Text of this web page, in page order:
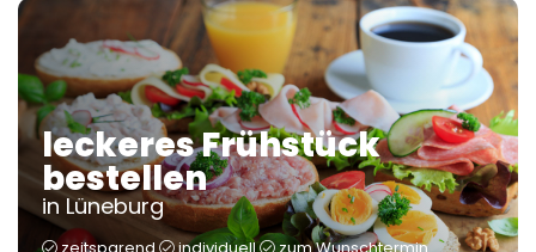
leckeres Frühstück
bestellen
in Lüneburg